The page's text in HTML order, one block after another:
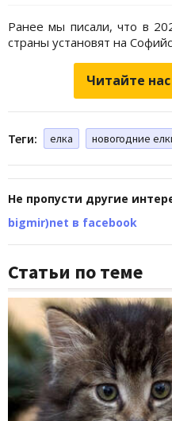
Ранее мы писали, что в
страны установят на
Читайте
Теги: елка новогодние
Не пропусти другие
bigmir)net в facebook
Статьи по теме